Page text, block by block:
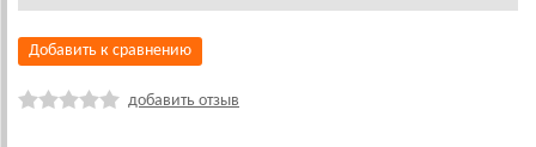
Добавить к сравнению
добавить отзыв